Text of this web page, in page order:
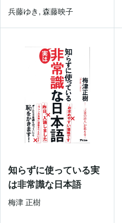
兵藤ゆき, 森藤映子
知らずに使っている実
は非常識な日本語
梅津 正樹